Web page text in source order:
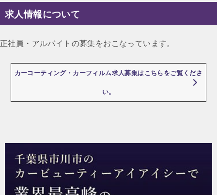
求人情報について
正社員・アルバイトの募集をおこなっています。
カーコーティング・カーフィルム求人募集はこちらをご覧くださ
い。